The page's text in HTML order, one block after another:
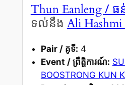
Thun Eanleng/ ធ
ទល់នឹង Ali Hashmi
Pair / គូទី: 4
Event / ព្រឹត្តិការណ៍:
BOOSTRONG KUN